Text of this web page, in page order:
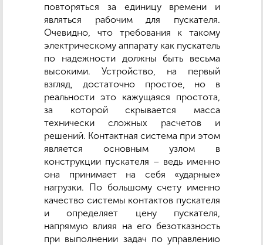
повторяться за единицу времени и
являться рабочим для пускателя.
Очевидно, что требования к такому
электрическому аппарату как пускатель
по надежности должны быть весьма
высокими. Устройство, на первый
взгляд, достаточно простое, но в
реальности это кажущаяся простота,
за которой скрывается масса
технически сложных расчетов и
решений. Контактная система при этом
является основным узлом в
конструкции пускателя – ведь именно
она принимает на себя «ударные»
нагрузки. По большому счету именно
качество системы контактов пускателя
и определяет цену пускателя,
напрямую влияя на его безотказность
при выполнении задач по управлению